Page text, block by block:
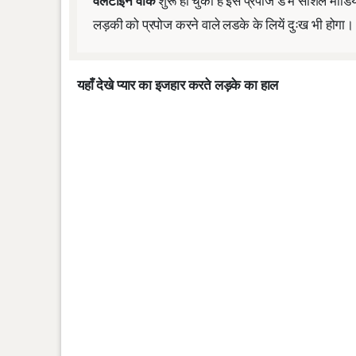
लड़की को प्रपोज करने वाले लडके के लियें दुःख भी होगा।
यहाँ देखे प्यार का इजहार करते लड़के का हाल